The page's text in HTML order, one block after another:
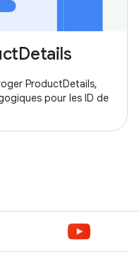
ProductDetails,
pour les ID de